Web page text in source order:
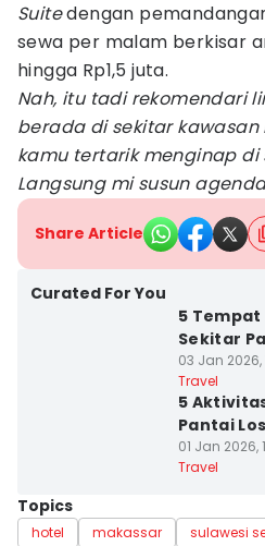
Suitedengan
sewa per malam berkisar
hingga Rp1,5 juta.
Nah, itu tadi rekomendari
berada di sekitar kawasan
kamu tertarik menginap di
Langsung mi susun
Share Article
Curated For You
5
Sekitar
03 Jan 2026,
Travel
5
Pantai
01 Jan 2026,
Travel
Topics
hotel makassar sulawesi